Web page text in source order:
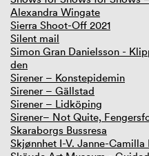
Alexandra Wingate
Sierra Shoot-Off 2021
Silent mail
Simon Gran Danielsson -
den
Sirener – Konstepidemin
Sirener – Gällstad
Sirener – Lidköping
Sirener– Not Quite,
Skaraborgs Bussresa
Skjønnhet I-V. Janne-Camilla